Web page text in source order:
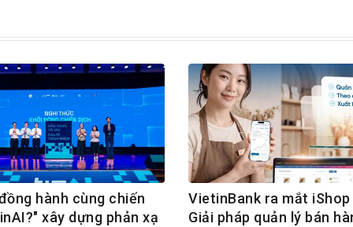
hành cùng chiến
xây dựng phản xạ
VietinBank ra mắt
Giải pháp quản lý bán